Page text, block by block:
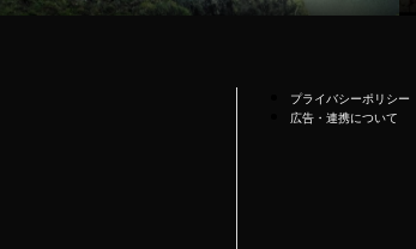
プライバシーポリシー
広告・連携について